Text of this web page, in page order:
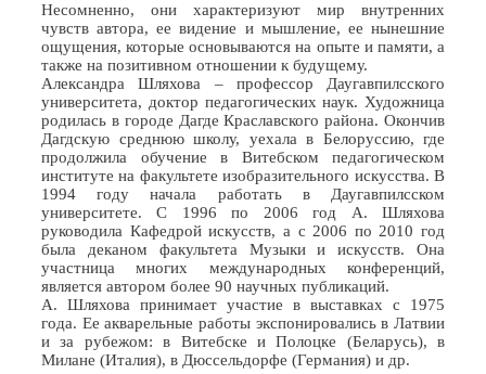
Несомненно, они характеризуют мир внутренних
чувств автора, ее видение и мышление, ее нынешние
ощущения, которые основываются на опыте и памяти, а
также на позитивном отношении к будущему.
Александра Шляхова – профессор Даугавпилсского
университета, доктор педагогических наук. Художница
родилась в городе Дагде Краславского района. Окончив
Дагдскую среднюю школу, уехала в Белоруссию, где
продолжила обучение в Витебском педагогическом
институте на факультете изобразительного искусства. В
1994 году начала работать в Даугавпилсском
университете. С 1996 по 2006 год А. Шляхова
руководила Кафедрой искусств, а с 2006 по 2010 год
была деканом факультета Музыки и искусств. Она
участница многих международных конференций,
является автором более 90 научных публикаций.
А. Шляхова принимает участие в выставках с 1975
года. Ее акварельные работы экспонировались в Латвии
и за рубежом: в Витебске и Полоцке (Беларусь), в
Милане (Италия), в Дюссельдорфе (Германия) и др.